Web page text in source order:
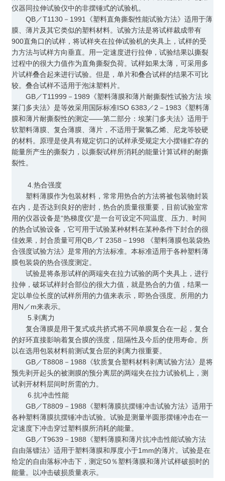
仪器同拉伸试验仪中的非摆锤式的试验机。
QB／T1130－1991《塑料直角撕裂性能试验方法》适用于薄
膜、薄片及其它类似的塑料材料。试验方法是将试样裁成带有
900直角口的试样，将试样夹在拉伸试验机的夹具上，试样的受
力方法与试样方向垂直。用一定速度进行拉伸，试验结果以撕裂
过程中的很大力值作为直角撕裂负荷。试样如果太薄，可采用多
片试样叠合起来进行试验。但是，单片和叠合试样的结果不可比
较。叠合试样不适用于泡沫塑料片。
GB／T11999－1989《塑料薄膜和薄片耐撕裂性试验方法 埃
莱门多夫法》是等效采用国际标准ISO 6383／2－1983《塑料薄
膜和薄片耐撕裂性的测定――第二部分：埃莱门多夫法》适用于
软塑料薄膜、复合薄膜、薄片，不适用于聚氯乙烯、尼龙等较硬
的材料。原理是使具有规定切口的试样承受规定大小摆锤贮存的
能量所产生的撕裂力，以撕裂试样所消耗的能量计算试样的耐撕
裂性。
4.热合强度
塑料薄膜作为包装材料，常常用热合的方法将被包装物封装
在内，是否达到良好的密封，热合的质量很重要，目前试验室常
用的仪器设备是“热梯度仪”是一台可设定不同温度、压力、时间
的热合试验设备，它可用于试验某种材料在某种条件下封合的很
佳效果，封合质量可用QB／T 2358－1998 《塑料薄膜包装袋热
合强度试验方法》是常用的方法标准。本标准适用于各种塑料薄
膜包装袋的热合强度测定。
试验是将条形试样的两端夹在拉力试验的两个夹具上，进行
拉伸，破坏试样封合部位的很大力值，就是热合的力值，结果一
定以单位长度的试样所用的力值来表示，即热合强度。所用的力
用N／m来表示。
5.剥离力
复合薄膜是用干复式或共挤式将不同单膜复合在一起，复合
的好环直接影响着复合膜的强度，阻隔性及今后的使用寿命。所
以在选用包装材料前测试复合层的剥离力很重要。
GB／T8808－1988《软质复合塑料材料剥离试验方法》是将
预先剥开起头的被测膜的预分离层的两端夹在拉力试验机上，测
试剥开材料层间时所需的力。
6.抗冲击性能
GB／T8809－1988《塑料薄膜抗摆锤冲击试验方法》适用于
各种塑料薄膜抗摆锤冲击试验。试验是测量半圆形摆锤冲击在一
定速度下冲击穿过塑料膜所消耗的能量。
GB／T9639－1988《塑料薄膜和薄片抗冲击性能试验方法
自由落镖法》适用于塑料薄膜和厚度小于1mm的薄片。试验是在
给定的自由落标冲击下，测定50％塑料薄膜和薄片试样破损时的
能量。以冲击破损质量表示。